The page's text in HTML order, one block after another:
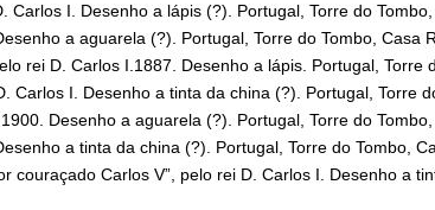
Carlos I. Desenho a lápis (?). Portugal, Torre do
a aguarela (?). Portugal, Torre do Tombo, Casa
rei D. Carlos I.1887. Desenho a lápis. Portugal, Torre
Carlos I. Desenho a tinta da china (?). Portugal, Torre
Desenho a aguarela (?). Portugal, Torre do
a tinta da china (?). Portugal, Torre do Tombo,
couraçado Carlos V”, pelo rei D. Carlos I. Desenho a